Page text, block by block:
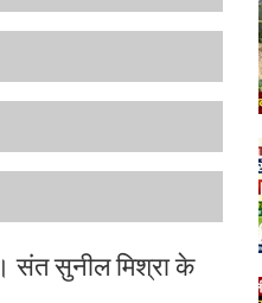
संत सुनील मिश्रा के